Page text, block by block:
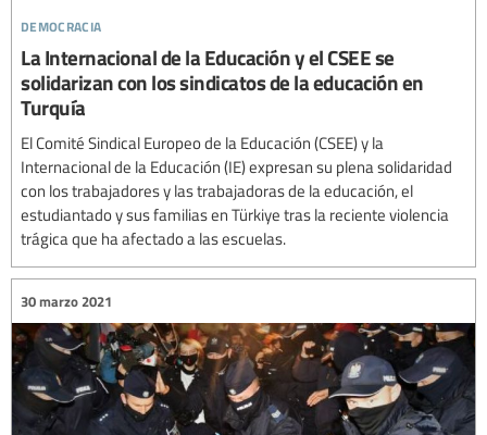
democracia
La Internacional de la Educación y el CSEE se
solidarizan con los sindicatos de la educación en
Turquía
El Comité Sindical Europeo de la Educación (CSEE) y la
Internacional de la Educación (IE) expresan su plena solidaridad
con los trabajadores y las trabajadoras de la educación, el
estudiantado y sus familias en Türkiye tras la reciente violencia
trágica que ha afectado a las escuelas.
30 marzo 2021